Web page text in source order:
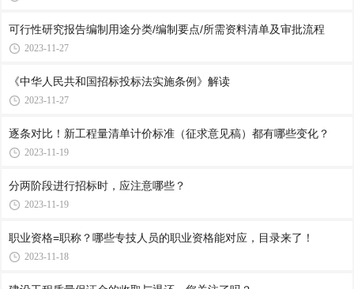
可行性研究报告编制用途分类/编制要点/所需资料清单及审批流程
2023-11-27
《中华人民共和国招标投标法实施条例》解读
2023-11-27
逐条对比！新工程量清单计价标准（征求意见稿）都有哪些变化？
2023-11-19
分两阶段进行招标时，应注意哪些？
2023-11-19
职业资格=职称？哪些专技人员的职业资格能对应，目录来了！
2023-11-18